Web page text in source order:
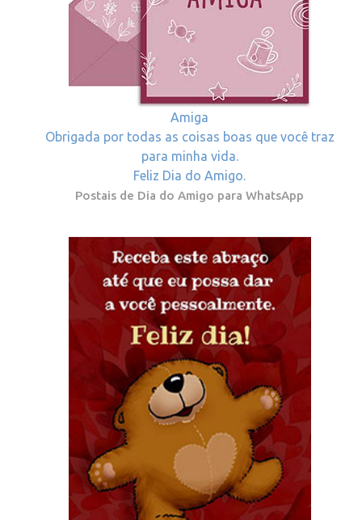
Amiga
Obrigada por todas as coisas boas que você traz
para minha vida.
Feliz Dia do Amigo.
Postais de Dia do Amigo para WhatsApp